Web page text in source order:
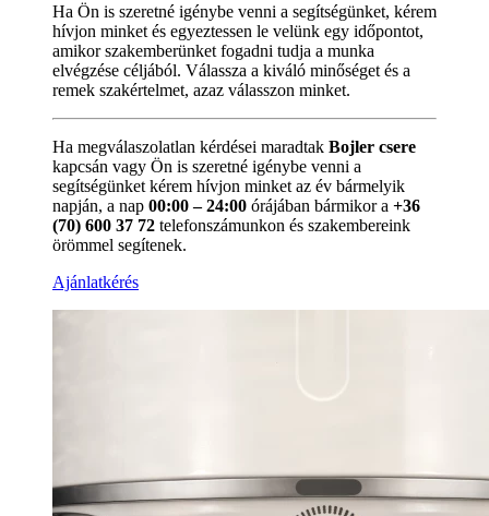
Ha Ön is szeretné igénybe venni a segítségünket, kérem
hívjon minket és egyeztessen le velünk egy időpontot,
amikor szakemberünket fogadni tudja a munka
elvégzése céljából. Válassza a kiváló minőséget és a
remek szakértelmet, azaz válasszon minket.
Ha megválaszolatlan kérdései maradtak Bojler csere
kapcsán vagy Ön is szeretné igénybe venni a
segítségünket kérem hívjon minket az év bármelyik
napján, a nap 00:00 – 24:00 órájában bármikor a +36
(70) 600 37 72 telefonszámunkon és szakembereink
örömmel segítenek.
Ajánlatkérés